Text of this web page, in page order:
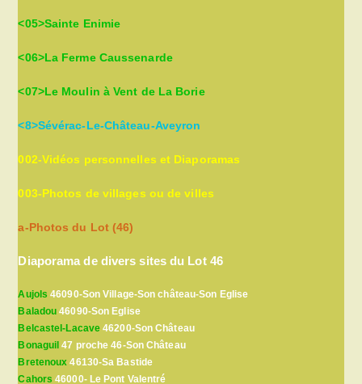
<05>Sainte Enimie
<06>La Ferme Caussenarde
<07>Le Moulin à Vent de La Borie
<8>Sévérac-Le-Château-Aveyron
002-Vidéos personnelles et Diaporamas
003-Photos de villages ou de villes
a-Photos du Lot (46)
Diaporama de divers sites du Lot 46
Aujols 46090-Son Village-Son château-Son Eglise
Baladou 46090-Son Eglise
Belcastel-Lacave 46200-Son Château
Bonaguil 47 proche 46-Son Château
Bretenoux 46130-Sa Bastide
Cahors 46000- Le Pont Valentré